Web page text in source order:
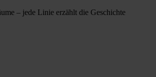
– jede Linie erzählt die Geschichte